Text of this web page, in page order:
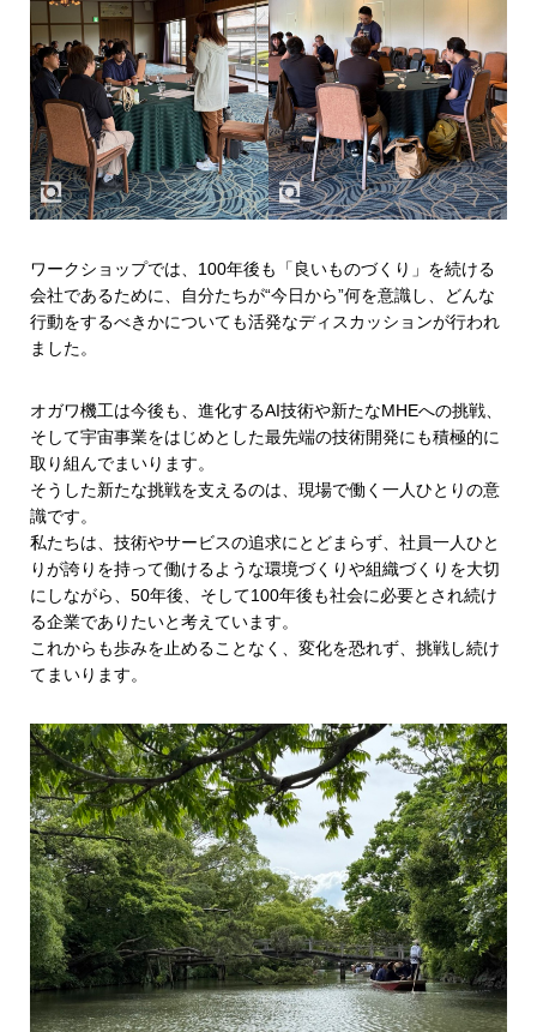
ワークショップでは、100年後も「良いものづくり」を続ける
会社であるために、自分たちが“今日から”何を意識し、どんな
行動をするべきかについても活発なディスカッションが行われ
ました。
オガワ機工は今後も、進化するAI技術や新たなMHEへの挑戦、
そして宇宙事業をはじめとした最先端の技術開発にも積極的に
取り組んでまいります。
そうした新たな挑戦を支えるのは、現場で働く一人ひとりの意
識です。
私たちは、技術やサービスの追求にとどまらず、社員一人ひと
りが誇りを持って働けるような環境づくりや組織づくりを大切
にしながら、50年後、そして100年後も社会に必要とされ続け
る企業でありたいと考えています。
これからも歩みを止めることなく、変化を恐れず、挑戦し続け
てまいります。